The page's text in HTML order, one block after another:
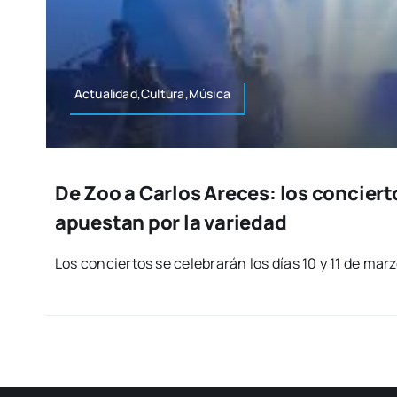
Actualidad,Cultura,Música
De Zoo a Carlos Areces: los
apuestan por la variedad
Los con­cier­tos se cele­bra­rán los días 10 y 11 de